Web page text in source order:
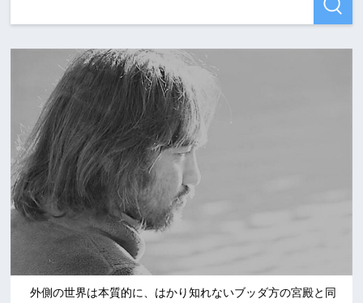
外側の世界は本質的に、はかり知れないブッダ方の宮殿と同